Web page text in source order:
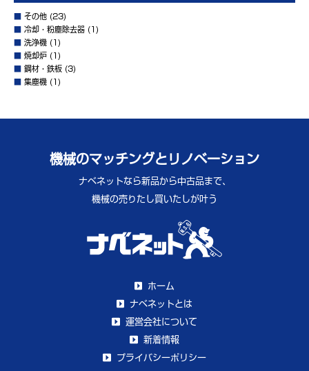
その他 (23)
冷却・粉塵除去器 (1)
洗浄機 (1)
焼却炉 (1)
鋼材・鉄板 (3)
集塵機 (1)
機械のマッチングとリノベーション
ナベネットなら新品から中古品まで、
機械の売りたし買いたしが叶う
ホーム
ナベネットとは
運営会社について
新着情報
プライバシーポリシー